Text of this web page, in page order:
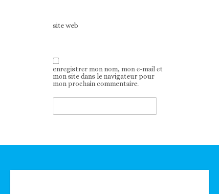
site web
enregistrer mon nom, mon e-mail et
mon site dans le navigateur pour
mon prochain commentaire.